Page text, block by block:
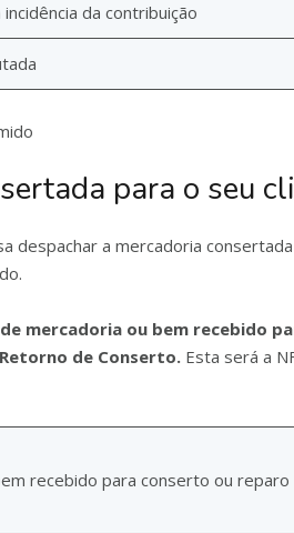
da contribuição
para o seu
despachar a mercadoria
mercadoria ou bem recebido
de Conserto. Esta será a
recebido para conserto ou reparo